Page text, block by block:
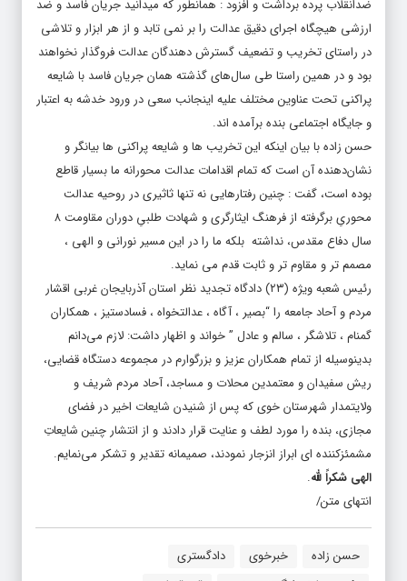
ضدانقلاب پرده برداشت و افزود : همانطور که میدانید جریان فاسد و ضد
ارزشی هیچگاه اجرای دقیق عدالت را بر نمی تابد و از هر ابزار و تلاشی
در راستای تخریب و تضعیف گسترش دهندگان عدالت فروگذار نخواهند
بود و در همین راستا طی سال‌های گذشته همان جریان فاسد با شایعه
پراکنی تحت عناوین مختلف علیه اینجانب سعی در ورود خدشه به اعتبار
و جایگاه اجتماعی بنده برآمده اند.
حسن زاده با بیان اینکه این تخریب ها و شایعه پراکنی ها بیانگر و
نشان‌دهنده آن است که تمام اقدامات عدالت محورانه ما بسیار قاطع
بوده است، گفت : چنین رفتارهایی نه تنها ثاثیری در روحیه عدالت
محوریِ برگرفته از فرهنگ ایثارگری و شهادت طلبیِ دوران مقاومت ۸
سال دفاع مقدس، نداشته بلکه ما را در این مسیر نورانی و الهی ،
مصمم تر و مقاوم تر و ثابت قدم می نماید.
رئیس شعبه ویژه (۲۳) دادگاه تجدید نظر استان آذربایجان غربی اقشار
مردم و آحاد جامعه را “بصیر ، آگاه ، عدالتخواه ، فسادستیز ، همکاران
گمنام ، تلاشگر ، سالم و عادل ” خواند و اظهار داشت: لازم می‌دانم
بدینوسیله از تمام همکاران عزیز و بزرگوارم در مجموعه دستگاه قضایی،
ریش سفیدان و معتمدین محلات و مساجد، آحاد مردم شریف و
ولایتمدار شهرستان خوی که پس از شنیدن شایعات اخیر در فضای
مجازی، بنده را مورد لطف و عنایت قرار دادند و از انتشار چنین شایعاتِ
مشمئزکننده ای ابراز انزجار نمودند، صمیمانه تقدیر و تشکر می‌نمایم.
الهی شکراً لله.
انتهای متن/
حسن زاده خبرخوی
دادگستری